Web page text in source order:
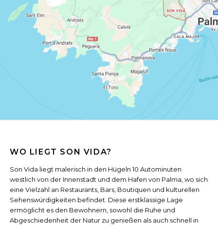
WO LIEGT SON VIDA?
Son Vida liegt malerisch in den Hügeln 10 Autominuten
westlich von der Innenstadt und dem Hafen von Palma, wo sich
eine Vielzahl an Restaurants, Bars, Boutiquen und kulturellen
Sehenswürdigkeiten befindet. Diese erstklassige Lage
ermöglicht es den Bewohnern, sowohl die Ruhe und
Abgeschiedenheit der Natur zu genießen als auch schnell in